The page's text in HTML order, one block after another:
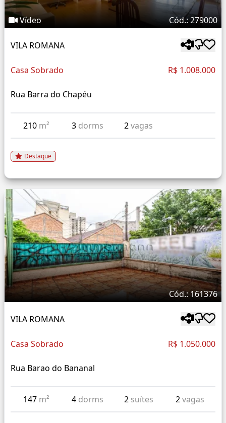
Vídeo Cód.: 279000
VILA ROMANA
Casa Sobrado R$ 1.008.000
Rua Barra do Chapéu
210 m² 3 dorms 2vagas
Destaque
Cód.: 161376
VILA ROMANA
Casa Sobrado R$ 1.050.000
Rua Barao do Bananal
147 m² 4 dorms 2 suítes 2vagas